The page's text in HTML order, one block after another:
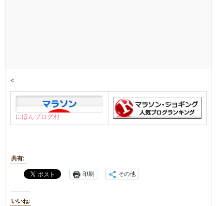
<
にほんブログ村
共有:
印刷
その他
いいね: